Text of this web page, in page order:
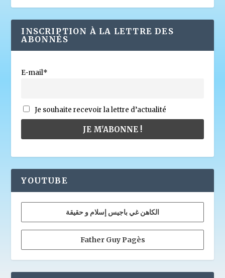
INSCRIPTION À LA LETTRE DES
ABONNÉS
E-mail*
Je souhaite recevoir la lettre d’actualité
YOUTUBE
الكاهن غي باجيس إسلام و حقيقة
Father Guy Pagès